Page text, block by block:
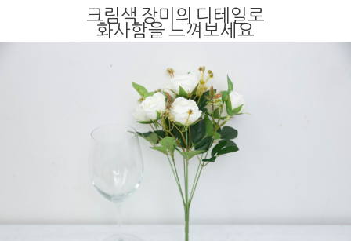
크림색 장미의 디테일로
화사함을 느껴보세요